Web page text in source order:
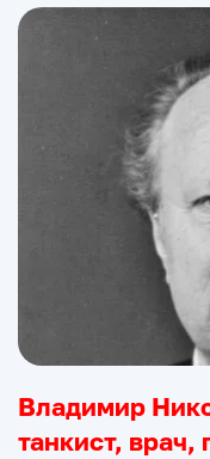
Владимир
танкист, врач,